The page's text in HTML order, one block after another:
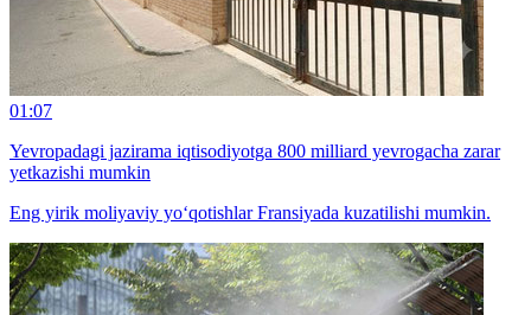
01:07
Yevropadagi jazirama iqtisodiyotga 800 milliard yevrogacha zarar
yetkazishi mumkin
Eng yirik moliyaviy yo‘qotishlar Fransiyada kuzatilishi mumkin.